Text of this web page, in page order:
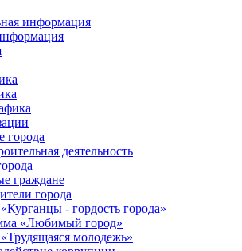
информация
города
деятельность
граждане
города
- гордость города»
«Любимый город»
молодежь»